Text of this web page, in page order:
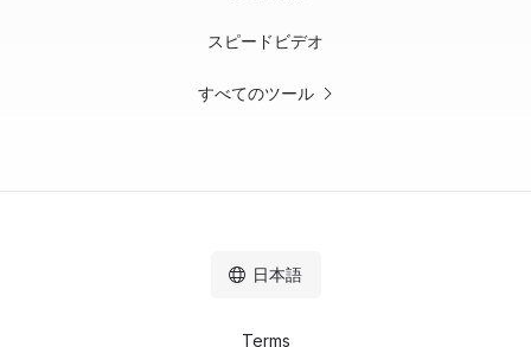
スピードビデオ
すべてのツール
Terms
日本語